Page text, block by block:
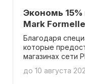
Экономь 15%
Mark
Благодаря
которые
магазинах сети
Formelle на всю
до 10 августа